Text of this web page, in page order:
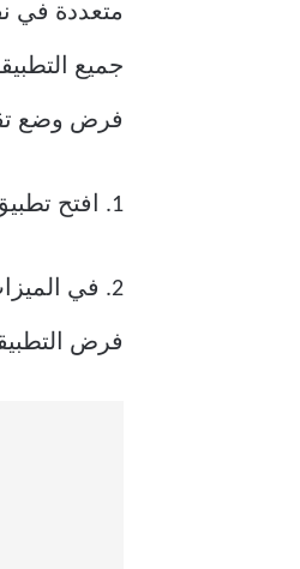
متعددة في
فرض وضع
1. افتح تطبيق
2. في الميزات المتقدمة ، حدد الخيار
فرض